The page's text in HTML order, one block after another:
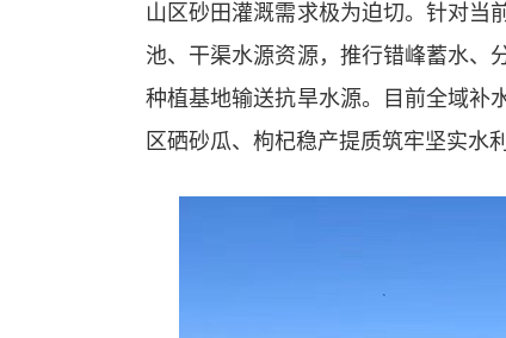
山区砂田灌溉需求极为迫切。针对当
池、干渠水源资源，推行错峰蓄水、
种植基地输送抗旱水源。目前全域补
区硒砂瓜、枸杞稳产提质筑牢坚实水